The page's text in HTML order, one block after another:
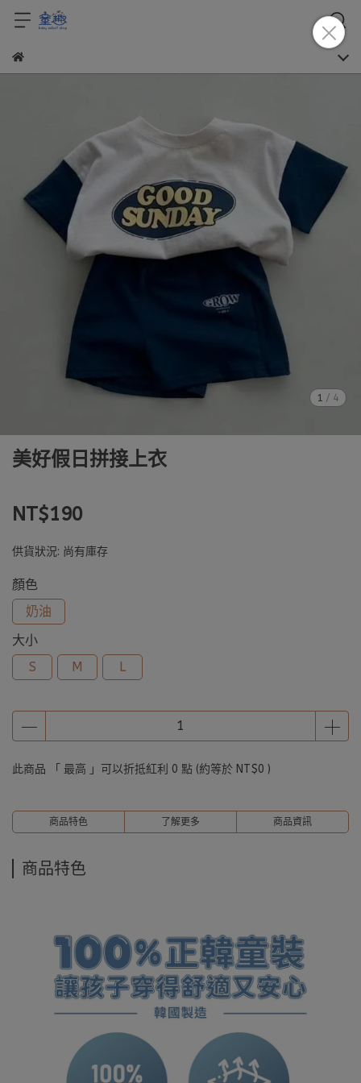
1 / 4
美好假日拼接上衣
NT$190
供貨狀況: 尚有庫存
顏色
奶油
大小
S
M L
此商品 「 最高 」可以折抵紅利 0 點 (約等於 NT$0 )
商品特色 了解更多 商品資訊
商品特色